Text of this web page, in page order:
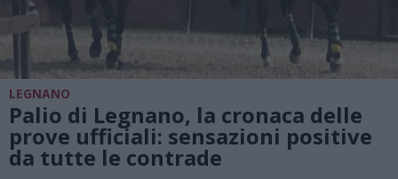
LEGNANO
Palio di Legnano, la cronaca delle
prove ufficiali: sensazioni positive
da tutte le contrade